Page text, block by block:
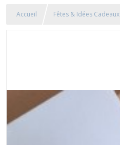
Accueil Fêtes & Idées Cadeaux